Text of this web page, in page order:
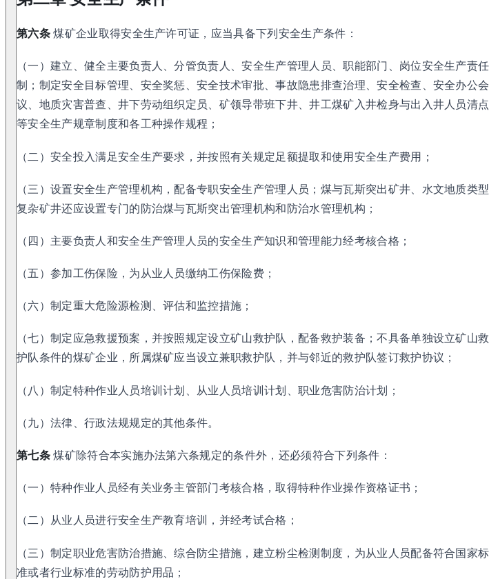
第六条煤矿企业取得安全生产许可证，应当具备下列安全生产条件：
（一）建立、健全主要负责人、分管负责人、安全生产管理人员、职能部门、岗位安全生产责任
制；制定安全目标管理、安全奖惩、安全技术审批、事故隐患排查治理、安全检查、安全办公会
议、地质灾害普查、井下劳动组织定员、矿领导带班下井、井工煤矿入井检身与出入井人员清点
等安全生产规章制度和各工种操作规程；
（二）安全投入满足安全生产要求，并按照有关规定足额提取和使用安全生产费用；
（三）设置安全生产管理机构，配备专职安全生产管理人员；煤与瓦斯突出矿井、水文地质类型
复杂矿井还应设置专门的防治煤与瓦斯突出管理机构和防治水管理机构；
（四）主要负责人和安全生产管理人员的安全生产知识和管理能力经考核合格；
（五）参加工伤保险，为从业人员缴纳工伤保险费；
（六）制定重大危险源检测、评估和监控措施；
（七）制定应急救援预案，并按照规定设立矿山救护队，配备救护装备；不具备单独设立矿山救
护队条件的煤矿企业，所属煤矿应当设立兼职救护队，并与邻近的救护队签订救护协议；
（八）制定特种作业人员培训计划、从业人员培训计划、职业危害防治计划；
（九）法律、行政法规规定的其他条件。
第七条煤矿除符合本实施办法第六条规定的条件外，还必须符合下列条件：
（一）特种作业人员经有关业务主管部门考核合格，取得特种作业操作资格证书；
（二）从业人员进行安全生产教育培训，并经考试合格；
（三）制定职业危害防治措施、综合防尘措施，建立粉尘检测制度，为从业人员配备符合国家标
准或者行业标准的劳动防护用品；